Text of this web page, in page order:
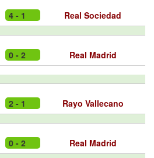
4 - 1 Real Sociedad
0 - 2 Real Madrid
2 - 1 Rayo Vallecano
0 - 2 Real Madrid